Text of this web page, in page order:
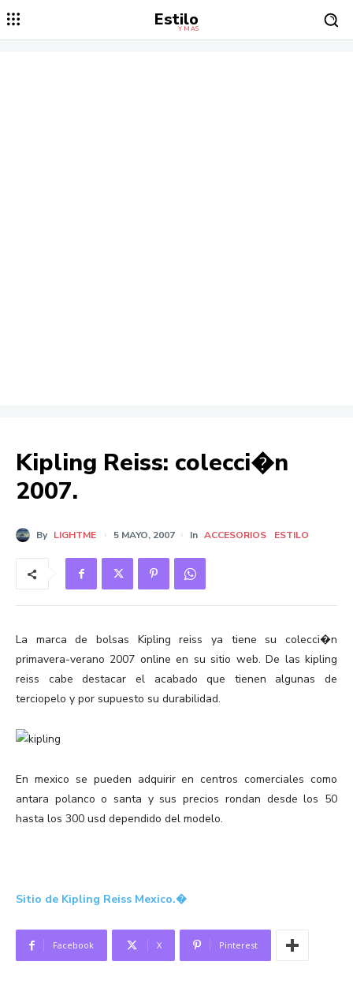
Estilo
Y MÁS
Kipling Reiss: colecci�n
2007.
By LIGHTME 5 MAYO, 2007 In ACCESORIOS ESTILO
La marca de bolsas Kipling reiss ya tiene su colecci�n
primavera-verano 2007 online en su sitio web. De las kipling
reiss cabe destacar el acabado que tienen algunas de
terciopelo y por supuesto su durabilidad.
En mexico se pueden adquirir en centros comerciales como
antara polanco o santa y sus precios rondan desde los 50
hasta los 300 usd dependido del modelo.
Sitio de Kipling Reiss Mexico.�
Facebook X Pinterest